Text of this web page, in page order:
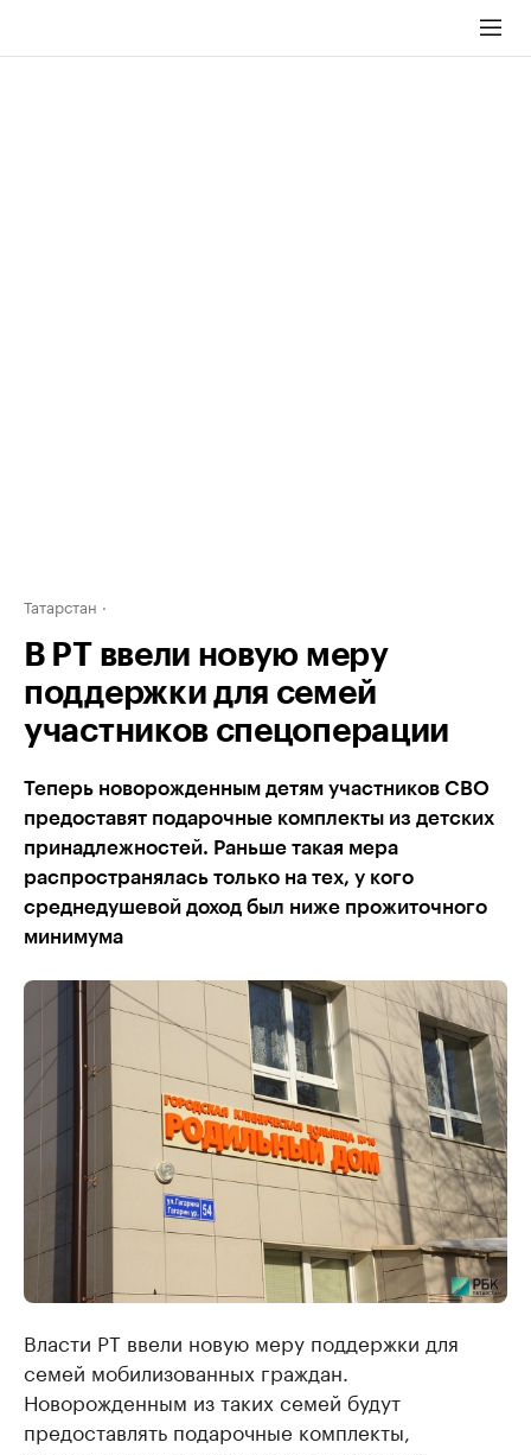
Татарстан
В РТ ввели новую меру
поддержки для семей
участников спецоперации
Теперь новорожденным детям участников СВО
предоставят подарочные комплекты из детских
принадлежностей. Раньше такая мера
распространялась только на тех, у кого
среднедушевой доход был ниже прожиточного
минимума
Власти РТ ввели новую меру поддержки для
семей мобилизованных граждан.
Новорожденным из таких семей будут
предоставлять подарочные комплекты,